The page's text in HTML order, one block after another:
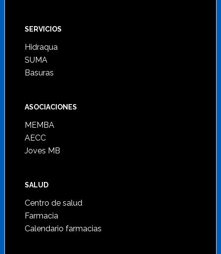
SERVICIOS
Hidraqua
SUMA
Basuras
ASOCIACIONES
MEMBA
AECC
Joves MB
SALUD
Centro de salud
Farmacia
Calendario farmacias